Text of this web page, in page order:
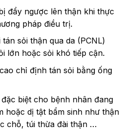
đẩy ngược lên thận khi thực
pháp điều trị.
sỏi thận qua da (PCNL)
lớn hoặc sỏi khó tiếp cận.
chỉ định tán sỏi bằng ống
biệt cho bệnh nhân đang
hoặc dị tật bẩm sinh như thận
chỗ, túi thừa đài thận …